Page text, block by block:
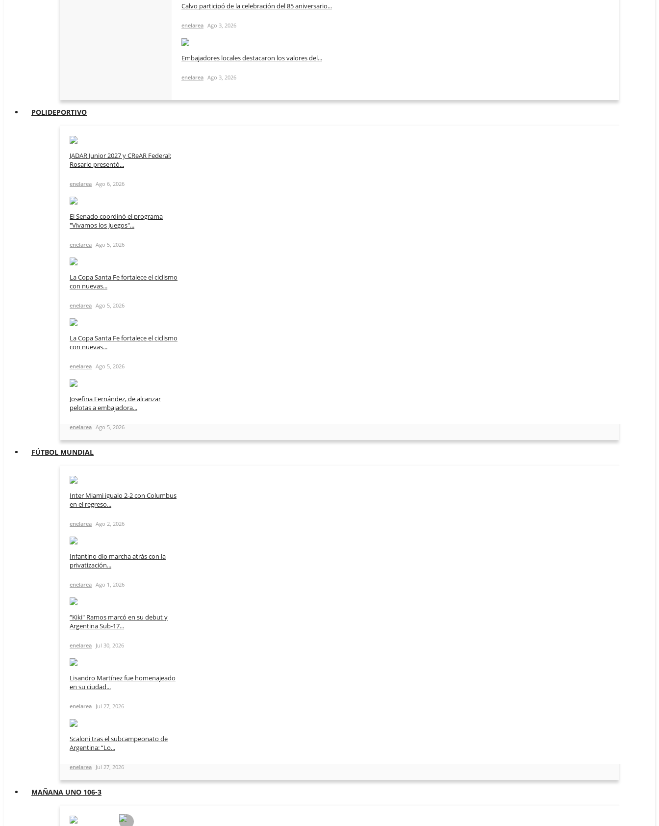
Calvo participó de la celebración del 85 aniversario...
enelarea Ago 3, 2026
Embajadores locales destacaron los valores del...
enelarea Ago 3, 2026
POLIDEPORTIVO
JADAR Junior 2027 y CReAR Federal:
Rosario presentó...
enelarea Ago 6, 2026
El Senado coordinó el programa
"Vivamos los Juegos"...
enelarea Ago 5, 2026
La Copa Santa Fe fortalece el ciclismo
con nuevas...
enelarea Ago 5, 2026
La Copa Santa Fe fortalece el ciclismo
con nuevas...
enelarea Ago 5, 2026
Josefina Fernández, de alcanzar
pelotas a embajadora...
enelarea Ago 5, 2026
FÚTBOL MUNDIAL
Inter Miami igualo 2-2 con Columbus
en el regreso...
enelarea Ago 2, 2026
Infantino dio marcha atrás con la
privatización...
enelarea Ago 1, 2026
“Kiki" Ramos marcó en su debut y
Argentina Sub-17...
enelarea Jul 30, 2026
Lisandro Martínez fue homenajeado
en su ciudad...
enelarea Jul 27, 2026
Scaloni tras el subcampeonato de
Argentina: “Lo...
enelarea Jul 27, 2026
MAÑANA UNO 106-3